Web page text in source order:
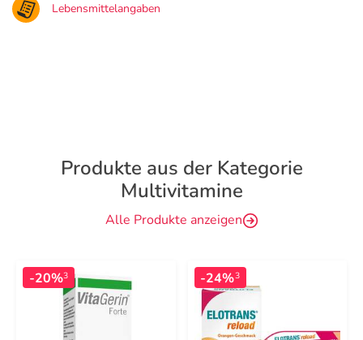
Lebensmittelangaben
Produkte aus der Kategorie
Multivitamine
Alle Produkte anzeigen
-20%3 -24%3